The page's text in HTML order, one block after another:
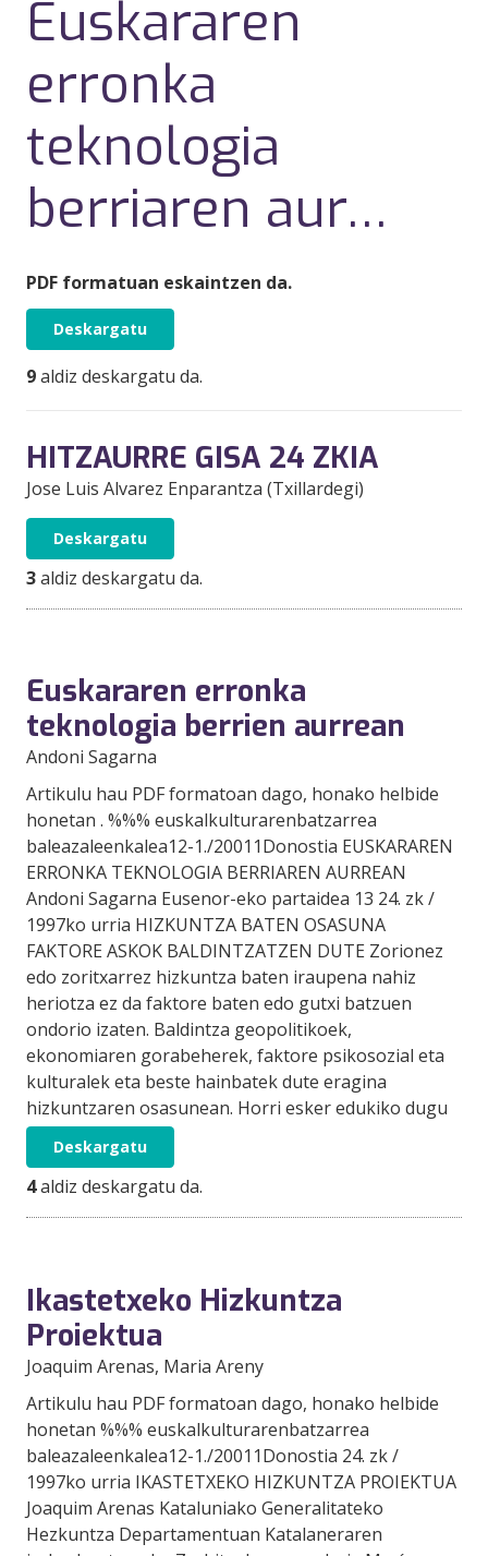
Euskararen
erronka
teknologia
berriaren aur…
PDF formatuan eskaintzen da.
Deskargatu
9aldiz deskargatu da.
HITZAURRE GISA 24 ZKIA
Jose Luis Alvarez Enparantza (Txillardegi)
Deskargatu
3aldiz deskargatu da.
Euskararen erronka
teknologia berrien aurrean
Andoni Sagarna
Artikulu hau PDF formatoan dago, honako helbide
honetan . %%% euskalkulturarenbatzarrea
baleazaleenkalea12-1./20011Donostia EUSKARAREN
ERRONKA TEKNOLOGIA BERRIAREN AURREAN
Andoni Sagarna Eusenor-eko partaidea 13 24. zk /
1997ko urria HIZKUNTZA BATEN OSASUNA
FAKTORE ASKOK BALDINTZATZEN DUTE Zorionez
edo zoritxarrez hizkuntza baten iraupena nahiz
heriotza ez da faktore baten edo gutxi batzuen
ondorio izaten. Baldintza geopolitikoek,
ekonomiaren gorabeherek, faktore psikosozial eta
kulturalek eta beste hainbatek dute eragina
hizkuntzaren osasunean. Horri esker edukiko dugu
Deskargatu
4aldiz deskargatu da.
Ikastetxeko Hizkuntza
Proiektua
Joaquim Arenas, Maria Areny
Artikulu hau PDF formatoan dago, honako helbide
honetan %%% euskalkulturarenbatzarrea
baleazaleenkalea12-1./20011Donostia 24. zk /
1997ko urria IKASTETXEKO HIZKUNTZA PROIEKTUA
Joaquim Arenas Kataluniako Generalitateko
Hezkuntza Departamentuan Katalaneraren